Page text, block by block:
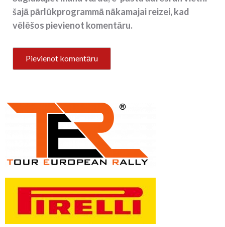
šajā pārlūkprogrammā nākamajai reizei, kad
vēlēšos pievienot komentāru.